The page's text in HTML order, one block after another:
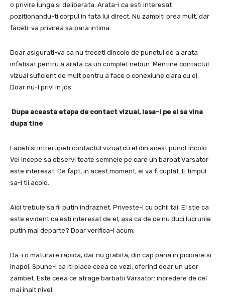
o privire lunga si deliberata. Arata-i ca esti interesat
pozitionandu-ti corpul in fata lui direct. Nu zambiti prea mult, dar
faceti-va privirea sa para intima.
Doar asigurati-va ca nu treceti dincolo de punctul de a arata
infatisat pentru a arata ca un complet nebun. Mentine contactul
vizual suficient de mult pentru a face o conexiune clara cu el.
Doar nu-l privi in jos.
Dupa aceasta etapa de contact vizual, lasa-l pe el sa vina
dupa tine
Faceti si intrerupeti contactul vizual cu el din acest punct incolo.
Vei incepe sa observi toate semnele pe care un barbat Varsator
este interesat. De fapt, in acest moment, el va fi cuplat. E timpul
sa-l tii acolo.
Aici trebuie sa fii putin indraznet. Priveste-l cu ochii tai. El stie ca
este evident ca esti interesat de el, asa ca de ce nu duci lucrurile
putin mai departe? Doar verifica-l acum.
Da-i o maturare rapida, dar nu grabita, din cap pana in picioare si
inapoi. Spune-i ca iti place ceea ce vezi, oferind doar un usor
zambet. Este ceea ce atrage barbatii Varsator: incredere de cel
mai inalt nivel.